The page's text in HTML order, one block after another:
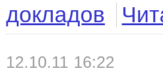
докладов
12.10.11 16:22